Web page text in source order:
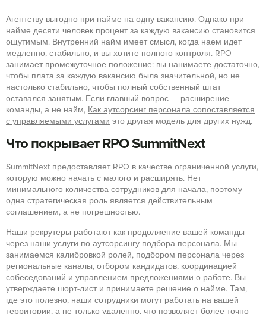
Агентству выгодно при найме на одну вакансию. Однако при
найме десяти человек процент за каждую вакансию становится
ощутимым. Внутренний найм имеет смысл, когда наем идет
медленно, стабильно, и вы хотите полного контроля. RPO
занимает промежуточное положение: вы нанимаете достаточно,
чтобы плата за каждую вакансию была значительной, но не
настолько стабильно, чтобы полный собственный штат
оставался занятым. Если главный вопрос — расширение
команды, а не найм, Как аутсорсинг персонала сопоставляется
с управляемыми услугами это другая модель для других нужд.
Что покрывает RPO SummitNext
SummitNext предоставляет RPO в качестве ограниченной услуги,
которую можно начать с малого и расширять. Нет
минимального количества сотрудников для начала, поэтому
одна стратегическая роль является действительным
соглашением, а не погрешностью.
Наши рекрутеры работают как продолжение вашей команды
через наши услуги по аутсорсингу подбора персонала. Мы
занимаемся калибровкой ролей, подбором персонала через
региональные каналы, отбором кандидатов, координацией
собеседований и управлением предложениями о работе. Вы
утверждаете шорт-лист и принимаете решение о найме. Там,
где это полезно, наши сотрудники могут работать на вашей
территории, а не только удаленно, что позволяет более точно